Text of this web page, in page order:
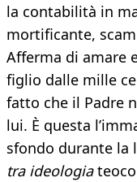
la contabilità in
mortificante,
Afferma di amare
figlio dalle mille
fatto che il Padre
lui. È questa
sfondo durante la
tra ideologia